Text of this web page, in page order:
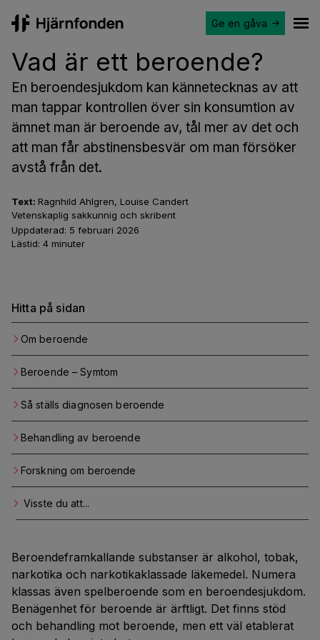
Ge en gåva
Text: Ragnhild Ahlgren, Louise Candert
Vetenskaplig sakkunnig och skribent
Uppdaterad: 5 februari 2026
Lästid: 4 minuter
Vad är ett beroende?
En beroendesjukdom kan kännetecknas av att
man tappar kontrollen över sin konsumtion av
ämnet man är beroende av, tål mer av det och
att man får abstinensbesvär om man försöker
avstå från det.
Hitta på sidan
Om beroende
Beroende – Symtom
Så ställs diagnosen beroende
Behandling av beroende
Forskning om beroende
Visste du att...
Beroendeframkallande substanser är alkohol, tobak,
narkotika och narkotikaklassade läkemedel. Numera
klassas även spelberoende som en beroendesjukdom.
Benägenhet för beroende är ärftligt. Det finns stöd
och behandling mot beroende, men ett väl etablerat